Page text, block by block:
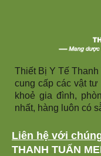
Thiết Bị Y Tế
cung cấp các vật
khoẻ gia đình,
nhất, hàng luôn có
Liên hệ với
THANH TUẤN